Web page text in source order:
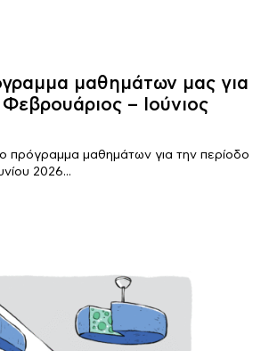
μαθημάτων μας για
– Ιούνιος
πρόγραμμα μαθημάτων για την περίοδο
2026...